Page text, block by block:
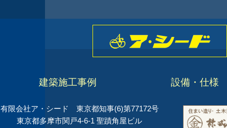
建築施工事例 設備・仕様
有限会社ア・シード 東京都知事(6)第77172号
東京都多摩市関戸4-6-1 聖蹟角屋ビル